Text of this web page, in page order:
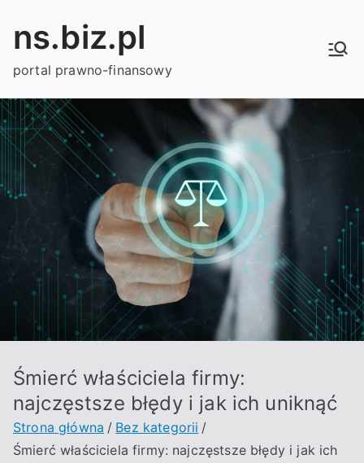
dons.biz.pl
portal prawno-finansowy
Śmierć właściciela firmy:
najczęstsze błędy i jak ich uniknąć
Strona główna
Bez kategorii
Śmierć właściciela firmy: najczęstsze błędy i jak ich